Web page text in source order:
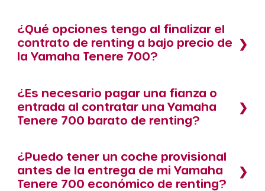
¿Qué opciones tengo al finalizar el
contrato de renting a bajo precio de
la Yamaha Tenere 700?
¿Es necesario pagar una fianza o
entrada al contratar una Yamaha
Tenere 700 barato de renting?
¿Puedo tener un coche provisional
antes de la entrega de mi Yamaha
Tenere 700 económico de renting?